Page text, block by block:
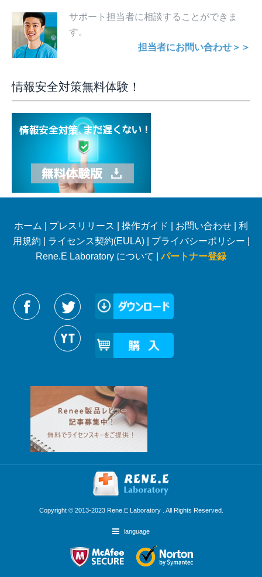
サポート担当者に相談することができま
す。
担当者にお問い合わせ＞＞
情報安全対策無料体験！
ホーム プレスリリース 操作ガイド お問い合わせ
利
用規約
ライセンス契約(EULA)| プライバシーポリシー
Rene.E Laboratory について |パートナー登録
Reneelabをフォローする
Copyright © 2013-2023 Rene.E Laboratory . All Rights Reserved.
language